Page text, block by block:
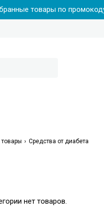
товары по
Средства от диабета
нет товаров.